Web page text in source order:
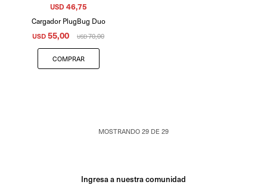
Cargador PlugBug Duo
USD55,00 USD70,00
USD 46,75
MOSTRANDO29 DE29
Ingresa a nuestra comunidad